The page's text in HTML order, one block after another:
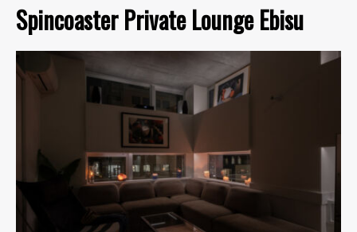
Spincoaster Private Lounge Ebisu